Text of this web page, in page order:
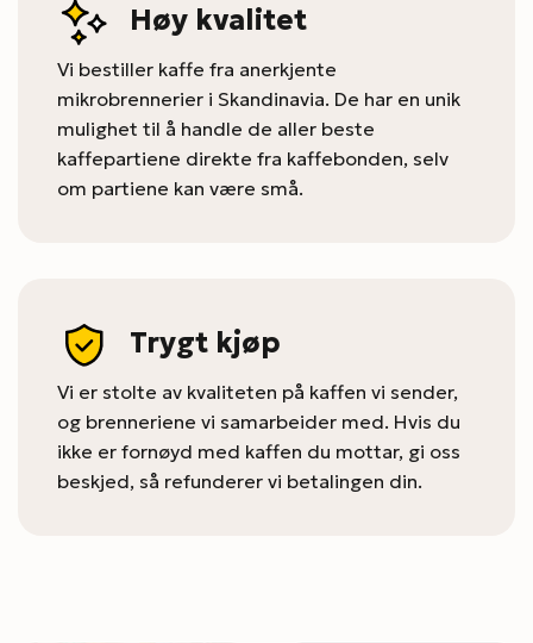
Høy kvalitet
Vi bestiller kaffe fra anerkjente
mikrobrennerier i Skandinavia. De har en unik
mulighet til å handle de aller beste
kaffepartiene direkte fra kaffebonden, selv
om partiene kan være små.
Trygt kjøp
Vi er stolte av kvaliteten på kaffen vi sender,
og brenneriene vi samarbeider med. Hvis du
ikke er fornøyd med kaffen du mottar, gi oss
beskjed, så refunderer vi betalingen din.